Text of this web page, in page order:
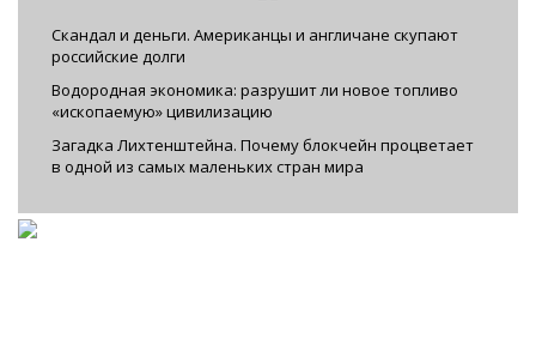
Скандал и деньги. Американцы и англичане скупают
российские долги
Водородная экономика: разрушит ли новое топливо
«ископаемую» цивилизацию
Загадка Лихтенштейна. Почему блокчейн процветает
в одной из самых маленьких стран мира